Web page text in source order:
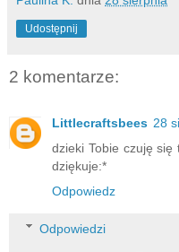
Udostępnij
2 komentarze:
Littlecraftsbees 28
dzieki Tobie czuję się
dziękuje:*
Odpowiedz
Odpowiedzi